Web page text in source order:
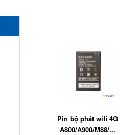
Pin bộ phát wifi 4G
A800/A900/M88/...